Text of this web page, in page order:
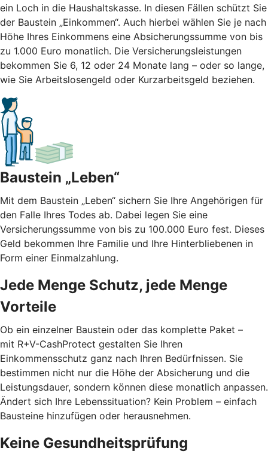
ein Loch in die Haushaltskasse. In diesen Fällen schützt Sie
der Baustein „Einkommen“. Auch hierbei wählen Sie je nach
Höhe Ihres Einkommens eine Absicherungssumme von bis
zu 1.000 Euro monatlich. Die Versicherungsleistungen
bekommen Sie 6, 12 oder 24 Monate lang – oder so lange,
wie Sie Arbeitslosengeld oder Kurzarbeitsgeld beziehen.
Baustein „Leben“
Mit dem Baustein „Leben“ sichern Sie Ihre Angehörigen für
den Falle Ihres Todes ab. Dabei legen Sie eine
Versicherungssumme von bis zu 100.000 Euro fest. Dieses
Geld bekommen Ihre Familie und Ihre Hinterbliebenen in
Form einer Einmalzahlung.
Jede Menge Schutz, jede Menge
Vorteile
Ob ein einzelner Baustein oder das komplette Paket –
mit R+V-CashProtect gestalten Sie Ihren
Einkommensschutz ganz nach Ihren Bedürfnissen. Sie
bestimmen nicht nur die Höhe der Absicherung und die
Leistungsdauer, sondern können diese monatlich anpassen.
Ändert sich Ihre Lebenssituation? Kein Problem – einfach
Bausteine hinzufügen oder herausnehmen.
Keine Gesundheitsprüfung